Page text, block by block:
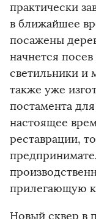
практически
в ближайшее
посажены
начнется
светильники и
также уже
постамента
настоящее
реставрации,
прилегающую
Новый сквер в